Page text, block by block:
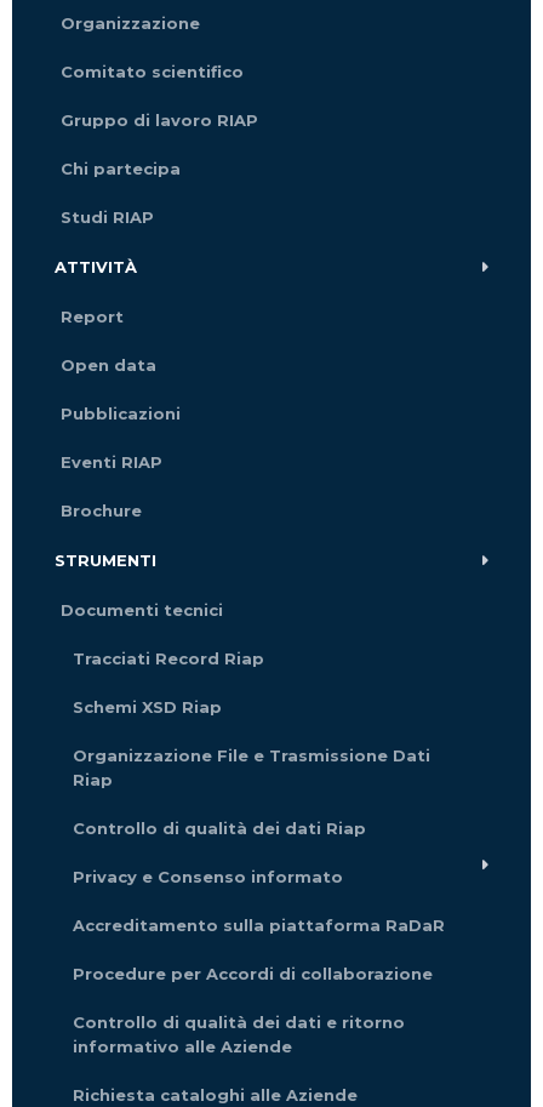
Organizzazione
Comitato scientifico
Gruppo di lavoro RIAP
Chi partecipa
Studi RIAP
ATTIVITÀ
Report
Open data
Pubblicazioni
Eventi RIAP
Brochure
STRUMENTI
Documenti tecnici
Tracciati Record Riap
Schemi XSD Riap
Organizzazione File e Trasmissione Dati
Riap
Controllo di qualità dei dati Riap
Privacy e Consenso informato
Accreditamento sulla piattaforma RaDaR
Procedure per Accordi di collaborazione
Controllo di qualità dei dati e ritorno
informativo alle Aziende
Richiesta cataloghi alle Aziende